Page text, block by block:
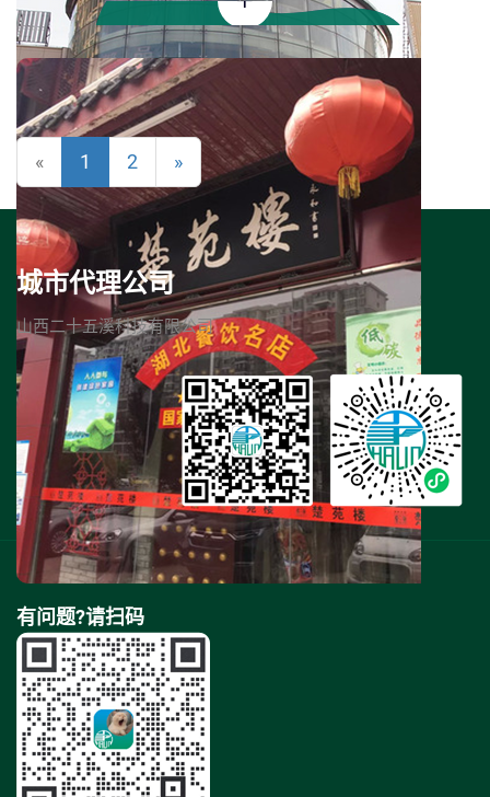
花不谢花店
花不谢花店
唐人佳酒楼
鑫动力汽车俱乐部
锦江都城郑州嵩山路酒店
爱国钟表
昆明贝丽逖斯肚皮舞
« 1 2 »
城市代理公司
山西二十五溪科技有限公司
有问题?请扫码